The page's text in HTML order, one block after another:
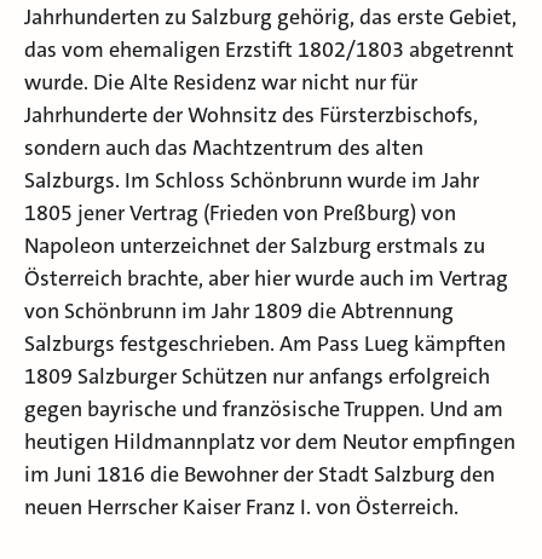
Jahrhunderten zu Salzburg gehörig, das erste Gebiet,
das vom ehemaligen Erzstift 1802/1803 abgetrennt
wurde. Die Alte Residenz war nicht nur für
Jahrhunderte der Wohnsitz des Fürsterzbischofs,
sondern auch das Machtzentrum des alten
Salzburgs. Im Schloss Schönbrunn wurde im Jahr
1805 jener Vertrag (Frieden von Preßburg) von
Napoleon unterzeichnet der Salzburg erstmals zu
Österreich brachte, aber hier wurde auch im Vertrag
von Schönbrunn im Jahr 1809 die Abtrennung
Salzburgs festgeschrieben. Am Pass Lueg kämpften
1809 Salzburger Schützen nur anfangs erfolgreich
gegen bayrische und französische Truppen. Und am
heutigen Hildmannplatz vor dem Neutor empfingen
im Juni 1816 die Bewohner der Stadt Salzburg den
neuen Herrscher Kaiser Franz I. von Österreich.